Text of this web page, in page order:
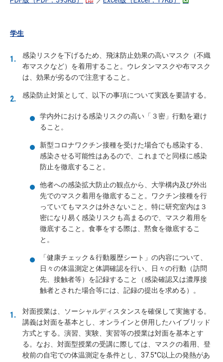
学生
感染リスクを下げるため、飛沫防止効果の高いマスク（不織
布マスクなど）を着用すること。ウレタンマスクや布マスク
は、効果が劣るので注意すること。
感染防止対策として、以下の事項について実践を要請する。
学内外における感染リスクの高い「３密」行動を避け
ること。
新型コロナワクチン接種を受けた場合でも感染する、
感染させる可能性はあるので、これまでと同様に感染
防止を徹底すること。
他者への感染拡大防止の観点から、大学構内及び外出
先でのマスク着用を徹底すること。ワクチン接種を行
っていてもマスクは外さないこと。特に研究室内は３
密になり易く感染リスクも高まるので、マスク着用を
徹底すること。食事をする際は、黙食を徹底するこ
と。
「健康チェック＆行動履歴シート」の内容について、
日々の体温測定と体調確認を行い、日々の行動（訪問
先、接触者等）を記録すること（感染確認又は濃厚接
触者とされた場合等には、記録の提出を求める）。
対面授業は、ソーシャルディスタンスを確保して実施する。
講義は対面を基本とし、オンラインと併用したハイブリッド
方式とする。演習、実験、実習等の授業は対面を基本とす
る。なお、対面型授業の受講に際しては、マスクの着用、登
校前の自宅での体温測定を条件とし、37.5°C以上の発熱があ